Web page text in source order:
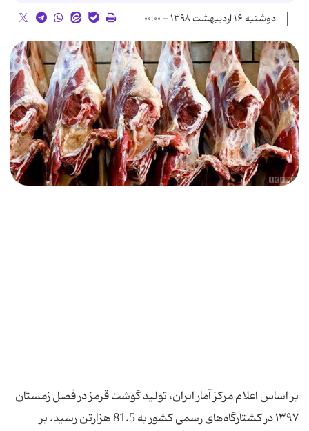
دوشنبه ۱۶ اردیبهشت ۱۳۹۸ - ۰۰:۰۰
بر اساس اعلام مرکز آمار ایران، تولید گوشت قرمز در فصل زمستان
١٣٩٧ در كشتارگاه‌های رسمی كشور به 81.5 هزارتن رسيد. بر